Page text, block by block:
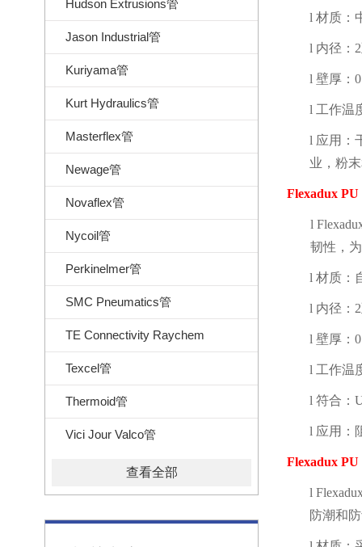
Hudson Extrusions管
Jason Industrial管
Kuriyama管
Kurt Hydraulics管
Masterflex管
Newage管
Novaflex管
Nycoil管
Perkinelmer管
SMC Pneumatics管
TE Connectivity Raychem
Texcel管
Thermoid管
Vici Jour Valco管
查看全部
l 材质：
l 内径： 2
l 壁厚：
l 工作温
l 应用：
业，粉
Flexadux
l
韧性，
l 材质：
l 内径： 2
l 壁厚：
l 工作温
l 符合：
l 应用：
Flexadux
l
防潮和